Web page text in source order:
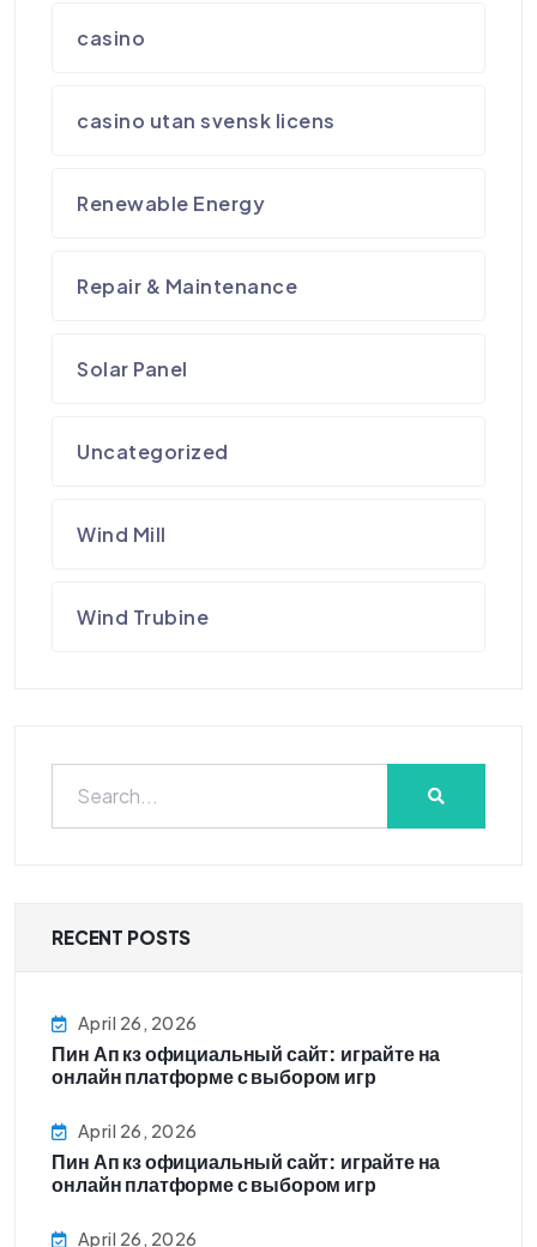
casino
casino utan svensk licens
Renewable Energy
Repair & Maintenance
Solar Panel
Uncategorized
Wind Mill
Wind Trubine
RECENT POSTS
April 26, 2026
Пин Ап кз официальный сайт: играйте на
онлайн платформе с выбором игр
April 26, 2026
Пин Ап кз официальный сайт: играйте на
онлайн платформе с выбором игр
April 26, 2026